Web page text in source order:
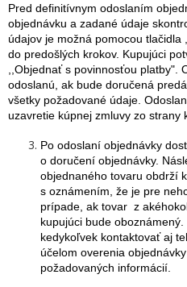
Pred definitívnym odoslaním
objednávku a zadané údaje
údajov je možná pomocou
do predošlých krokov. Kupujúci
,,Objednať s povinnosťou platby".
odoslanú, ak bude doručená
všetky požadované údaje.
uzavretie kúpnej zmluvy zo strany
Po odoslaní objednávky
o doručení objednávky.
objednaného tovaru obdrží
s oznámením, že je pre
prípade, ak tovar z
kupujúci bude
kedykoľvek kontaktovať aj
účelom overenia
požadovaných informácií.